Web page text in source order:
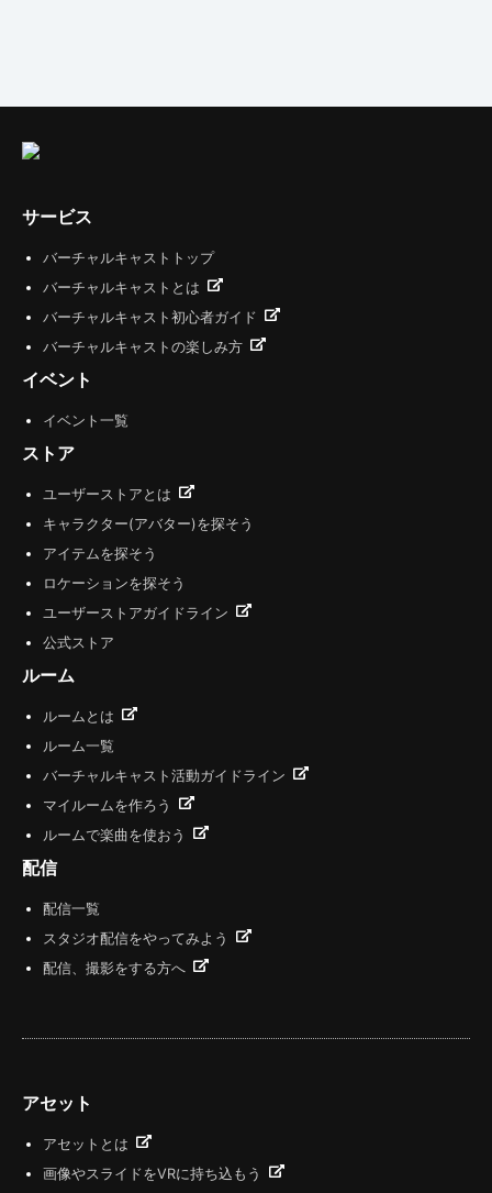
サービス
バーチャルキャストトップ
バーチャルキャストとは
バーチャルキャスト初心者ガイド
バーチャルキャストの楽しみ方
イベント
イベント一覧
ストア
ユーザーストアとは
キャラクター(アバター)を探そう
アイテムを探そう
ロケーションを探そう
ユーザーストアガイドライン
公式ストア
ルーム
ルームとは
ルーム一覧
バーチャルキャスト活動ガイドライン
マイルームを作ろう
ルームで楽曲を使おう
配信
配信一覧
スタジオ配信をやってみよう
配信、撮影をする方へ
アセット
アセットとは
画像やスライドをVRに持ち込もう